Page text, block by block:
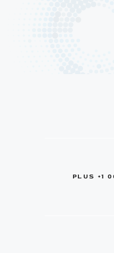
PLUS +1